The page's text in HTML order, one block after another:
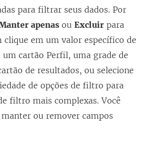
n
k
a
b
r
e
e
m
n
a
b
r
para filtrar seus dados. Por
apenas ou Excluir para
em um valor específico de
um cartão Perfil, uma grade de
de resultados, ou selecione
de opções de filtro para
filtro mais complexas. Você
ou remover campos